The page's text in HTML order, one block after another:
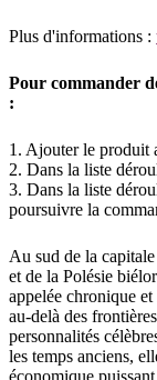
Plus d'informations :
Pour commander
:
1. Ajouter le produit
2. Dans la liste
3. Dans la liste
poursuivre la
Au sud de la
et de la Polésie
appelée chronique
au-delà des
personnalités
les temps anciens,
économique puissant.